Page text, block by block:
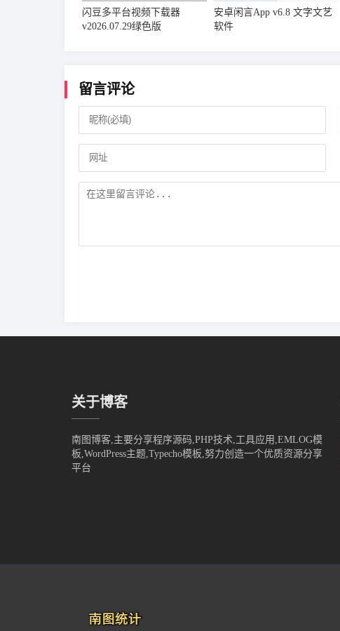
闪豆多平台视频下载器
v2026.07.29绿色版
安卓闲言App v6.8 文字文艺
软件
留言评论
关于博客
南图博客,主要分享程序源码,PHP技术,工具应用,EMLOG模
板,WordPress主题,Typecho模板,努力创造一个优质资源分享
平台